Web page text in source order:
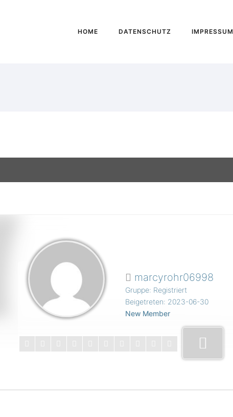
HOME DATENSCHUTZ IMPRESSUM
marcyrohr06998
Gruppe: Registriert
Beigetreten: 2023-06-30
New Member